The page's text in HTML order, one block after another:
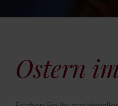
Ostern